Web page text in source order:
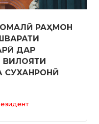
РАҲМОН
ДАР
ВИЛОЯТИ
СУХАНРОНӢ